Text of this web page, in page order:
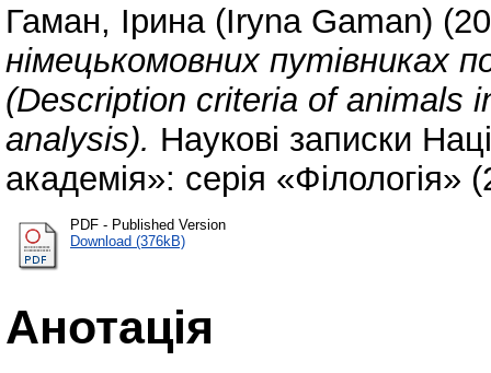
Гаман, Ірина (Iryna Gaman)
німецькомовних путівниках
(Description criteria of animals
analysis). Наукові записки
академія»: серія
PDF - Published Version
Download (376kB)
Анотація